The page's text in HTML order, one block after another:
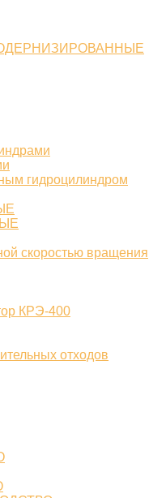
гидроцилиндром
скоростью вращения
КРЭ-400
отходов